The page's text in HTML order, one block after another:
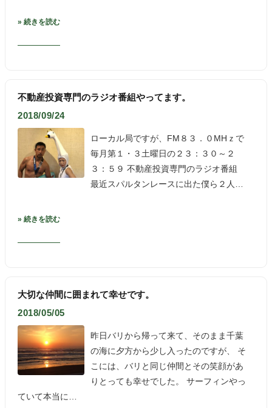
» 続きを読む
不動産投資専門のラジオ番組やってます。
2018/09/24
ローカル局ですが、FM８３．０MHｚで
毎月第１・３土曜日の２３：３０～２
３：５９ 不動産投資専門のラジオ番組
最近スパルタンレースに出た僕ら２人…
» 続きを読む
大切な仲間に囲まれて幸せです。
2018/05/05
昨日バリから帰って来て、そのまま千葉
の海に夕方から少し入ったのですが、 そ
こには、バリと同じ仲間とその笑顔があ
りとっても幸せでした。 サーフィンやっ
ていて本当に…